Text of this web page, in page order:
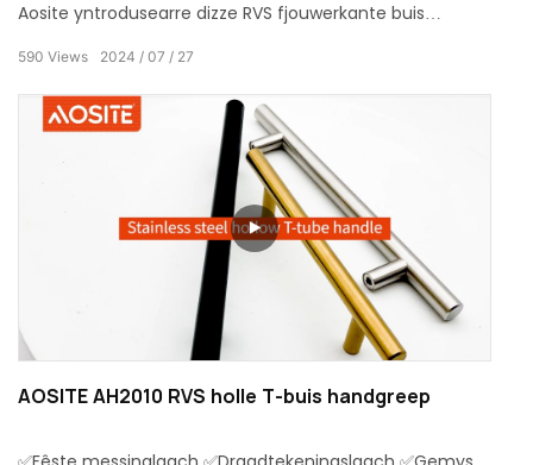
Aosite yntrodusearre dizze RVS fjouwerkante buis
handgreep wurdt in soad brûkt yn meubels en spilet in
wichtige rol yn it ferbetterjen fan de totale tekstuer fan
meubels accessoires.
2024 07 27
590 Views
AOSITE AH2010 RVS holle T-buis handgreep